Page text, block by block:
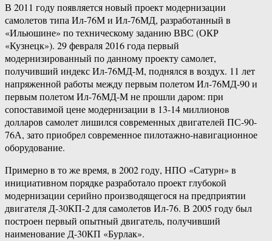
В 2011 году появляется новый проект модернизации
самолетов типа Ил-76М и Ил-76МД, разработанный в
«Ильюшине» по техническому заданию ВВС (ОКР
«Кузнецк»). 29 февраля 2016 года первый
модернизированный по данному проекту самолет,
получивший индекс Ил-76МД-М, поднялся в воздух. 11 лет
напряженной работы между первым полетом Ил-76МД-90 и
первым полетом Ил-76МД-М не прошли даром: при
сопоставимой цене модернизации в 13-14 миллионов
долларов самолет лишился современных двигателей ПС-90-
76А, зато приобрел современное пилотажно-навигационное
оборудование.
Примерно в то же время, в 2002 году, НПО «Сатурн» в
инициативном порядке разработало проект глубокой
модернизации серийно производящегося на предприятии
двигателя Д-30КП-2 для самолетов Ил-76. В 2005 году был
построен первый опытный двигатель, получивший
наименование Д-30КП «Бурлак».